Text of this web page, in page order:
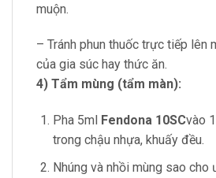
muộn.
– Tránh phun thuốc trực tiếp lên
của gia súc hay thức ăn.
4) Tẩm mùng (tẩm màn):
Pha 5ml Fendona 10SCvào
trong chậu nhựa, khuấy đều.
Nhúng và nhồi mùng sao